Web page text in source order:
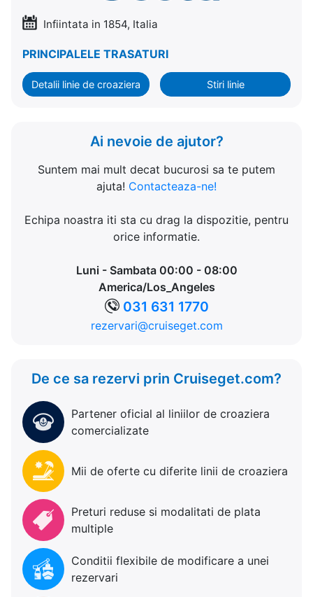
Infiintata in 1854, Italia
PRINCIPALELE TRASATURI
Detalii linie de croaziera Stiri linie
Ai nevoie de ajutor?
Suntem mai mult decat bucurosi sa te putem
ajuta! Contacteaza-ne!
Echipa noastra iti sta cu drag la dispozitie, pentru
orice informatie.
Luni - Sambata 00:00 - 08:00
America/Los_Angeles
031 631 1770
rezervari@cruiseget.com
De ce sa rezervi prin Cruiseget.com?
Partener oficial al liniilor de croaziera
comercializate
Mii de oferte cu diferite linii de croaziera
Preturi reduse si modalitati de plata
multiple
Conditii flexibile de modificare a unei
rezervari